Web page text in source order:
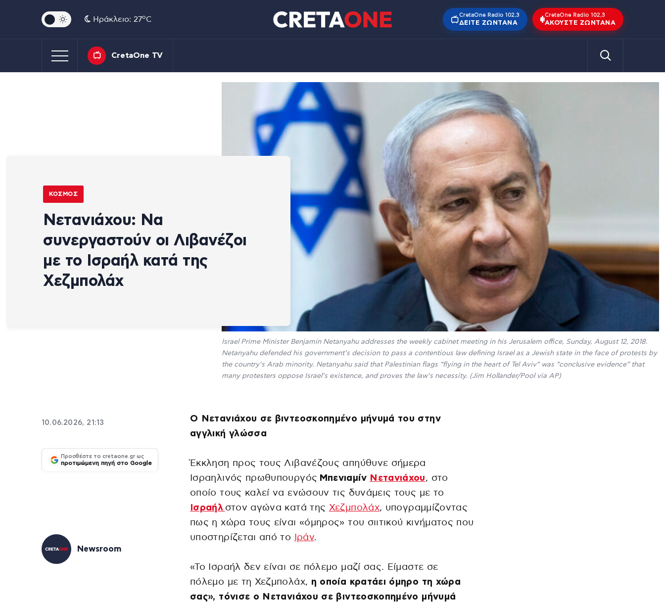
Ηράκλειο: 27oC
CretaOne Radio 102,3
ΔΕΊΤΕ ΖΩΝΤΑΝΆ
CretaOne Radio 102,3
ΑΚΟΎΣΤΕ ΖΩΝΤΑΝΆ
CretaOne TV
ΚΌΣΜΟΣ
Νετανιάχου: Να
συνεργαστούν οι Λιβανέζοι
με το Ισραήλ κατά της
Χεζμπολάχ
Israel Prime Minister Benjamin Netanyahu addresses the weekly cabinet meeting in his Jerusalem office, Sunday, August 12, 2018.
Netanyahu defended his government’s decision to pass a contentious law defining Israel as a Jewish state in the face of protests by
the country’s Arab minority. Netanyahu said that Palestinian flags “flying in the heart of Tel Aviv” was “conclusive evidence” that
many protesters oppose Israel’s existence, and proves the law’s necessity. (Jim Hollander/Pool via AP)
10.06.2026, 21:13
Προσθέστε το cretaone.gr ως
προτιμώμενη πηγή στο Google
Newsroom
Ο Νετανιάχου σε βιντεοσκοπημένο μήνυμά του στην
αγγλική γλώσσα
Έκκληση προς τους Λιβανέζους απηύθυνε σήμερα
Ισραηλινός πρωθυπουργός Μπενιαμίν Νετανιάχου, στο
οποίο τους καλεί να ενώσουν τις δυνάμεις τους με το
Ισραήλ στον αγώνα κατά της Χεζμπολάχ, υπογραμμίζοντας
πως η χώρα τους είναι «όμηρος» του σιιτικού κινήματος που
υποστηρίζεται από το
Ιράν.
«Το Ισραήλ δεν είναι σε πόλεμο μαζί σας. Είμαστε σε
πόλεμο με τη Χεζμπολάχ, η οποία κρατάει όμηρο τη χώρα
σας», τόνισε ο Νετανιάχου σε βιντεοσκοπημένο μήνυμά